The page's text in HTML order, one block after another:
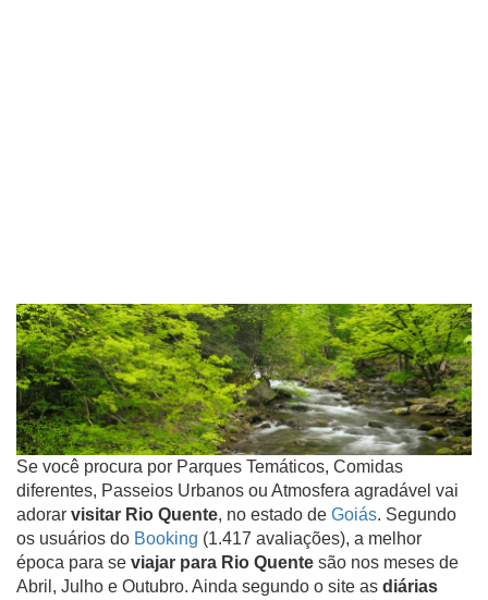
Se você procura por Parques Temáticos, Comidas
diferentes, Passeios Urbanos ou Atmosfera agradável vai
adorar visitar Rio Quente, no estado de Goiás. Segundo
os usuários do Booking (1.417 avaliações), a melhor
época para se viajar para Rio Quente são nos meses de
Abril, Julho e Outubro. Ainda segundo o site as diárias